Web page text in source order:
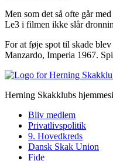
Men som det så ofte går
Le3 i filmen ikke slår
For at føje spot til skade
Manzardo, Imperia 1967.
Herning Skakklubs
Bliv medlem
Privatlivspolitik
9. Hovedkreds
Dansk Skak Union
Fide